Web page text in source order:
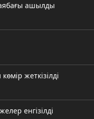
ашылды
жеткізілді
енгізілді